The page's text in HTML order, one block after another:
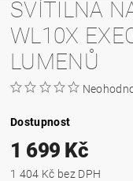
SVÍTILNA
WL10X
LUMENŮ
Dostupnost
1 699 Kč
1 404 Kč bez DPH